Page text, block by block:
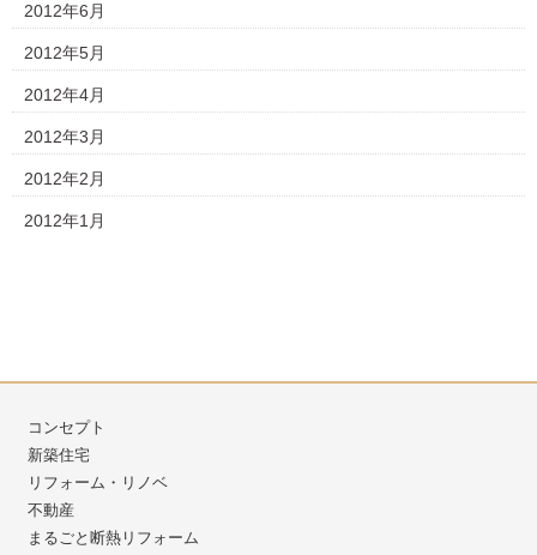
2012年6月
2012年5月
2012年4月
2012年3月
2012年2月
2012年1月
コンセプト
新築住宅
リフォーム・リノベ
不動産
まるごと断熱リフォーム